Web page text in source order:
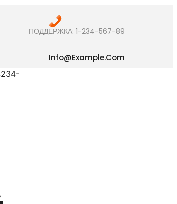
ПОДДЕРЖКА: 1-234-567-89
Info@example.com